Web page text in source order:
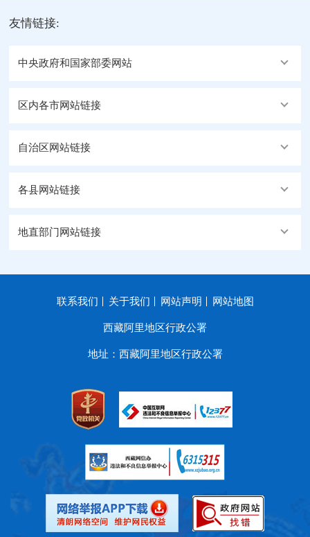
友情链接:
中央政府和国家部委网站
区内各市网站链接
自治区网站链接
各县网站链接
地直部门网站链接
联系我们 关于我们 网站声明 网站地图
西藏阿里地区行政公署
地址：西藏阿里地区行政公署